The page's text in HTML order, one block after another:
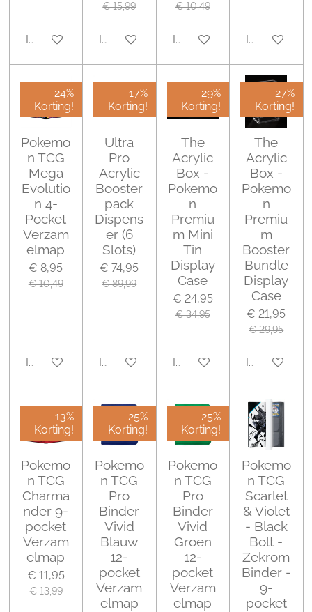
In winkelwagen
€ 15,99
In winkelwagen
€ 10,49
In winkelwagenIn
24%
Korting!
Pokemo
n TCG
Mega
Evolutio
n 4-
Pocket
Verzam
elmap
€ 8,95
€ 10,49
In winkelwagen
17%
Korting!
Ultra
Pro
Acrylic
Booster
pack
Dispens
er (6
Slots)
€ 74,95
€ 89,99
In winkelwagen
29%
Korting!
The
Acrylic
Box -
Pokemo
n
Premiu
m Mini
Tin
Display
Case
€ 24,95
€ 34,95
In winkelwagen
27%
Korting!
The
Acrylic
Box -
Pokemo
n
Premiu
m
Booster
Bundle
Display
Case
€ 21,95
€ 29,95
In
13%
Korting!
Pokemo
n TCG
Charma
nder 9-
pocket
Verzam
elmap
€ 11,95
€ 13,99
25%
Korting!
Pokemo
n TCG
Pro
Binder
Vivid
Blauw
12-
pocket
Verzam
elmap
25%
Korting!
Pokemo
n TCG
Pro
Binder
Vivid
Groen
12-
pocket
Verzam
elmap
Pokemo
n TCG
Scarlet
& Violet
- Black
Bolt -
Zekrom
Binder -
9-
pocket